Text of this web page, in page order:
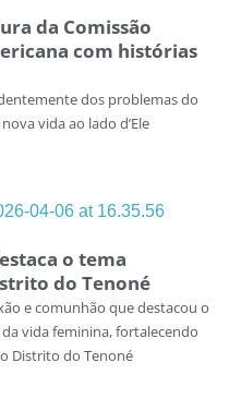
da Comissão
com histórias
dos problemas do
vida ao lado d’Ele
o tema
do Tenoné
e comunhão que destacou o
vida feminina, fortalecendo
Distrito do Tenoné